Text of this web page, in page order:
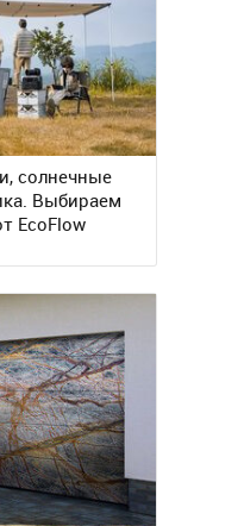
солнечные
Выбираем
EcoFlow